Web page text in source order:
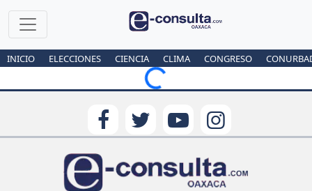
INICIO ELECCIONES CIENCIA CLIMA CONGRESO
Loading...